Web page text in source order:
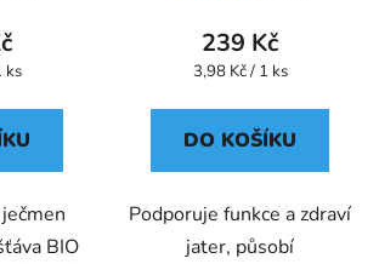
ks
BIO
239 Kč
Měrná
3,98 Kč / 1 ks
DO KOŠÍKU
Podporuje funkce a zdraví
jater, působí